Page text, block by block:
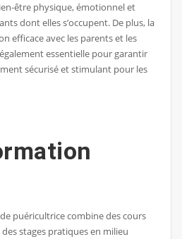
être physique, émotionnel et
dont elles s’occupent. De plus, la
efficace avec les parents et les
essentielle pour garantir
sécurisé et stimulant pour les
puéricultrice combine des cours
stages pratiques en milieu